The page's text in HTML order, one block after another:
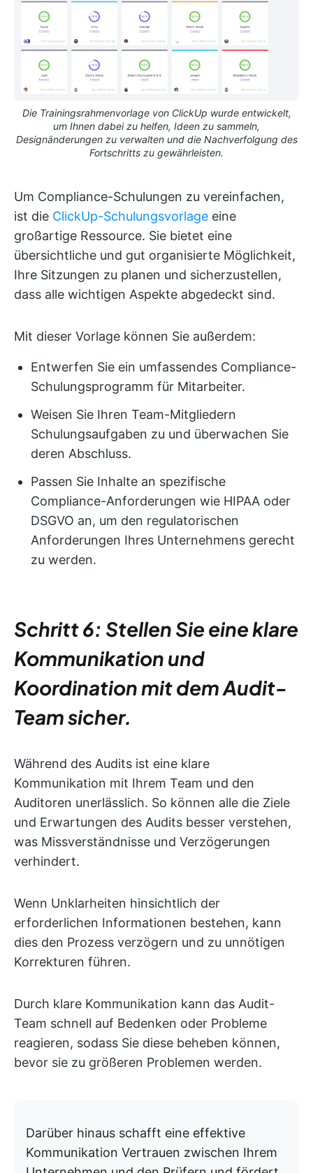
Die Trainingsrahmenvorlage von ClickUp wurde entwickelt,
um Ihnen dabei zu helfen, Ideen zu sammeln,
Designänderungen zu verwalten und die Nachverfolgung des
Fortschritts zu gewährleisten.
Um Compliance-Schulungen zu vereinfachen,
ist die ClickUp-Schulungsvorlage eine
großartige Ressource. Sie bietet eine
übersichtliche und gut organisierte Möglichkeit,
Ihre Sitzungen zu planen und sicherzustellen,
dass alle wichtigen Aspekte abgedeckt sind.
Mit dieser Vorlage können Sie außerdem:
Entwerfen Sie ein umfassendes Compliance-
Schulungsprogramm für Mitarbeiter.
Weisen Sie Ihren Team-Mitgliedern
Schulungsaufgaben zu und überwachen Sie
deren Abschluss.
Passen Sie Inhalte an spezifische
Compliance-Anforderungen wie HIPAA oder
DSGVO an, um den regulatorischen
Anforderungen Ihres Unternehmens gerecht
zu werden.
Schritt 6: Stellen Sie eine klare
Kommunikation und
Koordination mit dem Audit-
Team sicher.
Während des Audits ist eine klare
Kommunikation mit Ihrem Team und den
Auditoren unerlässlich. So können alle die Ziele
und Erwartungen des Audits besser verstehen,
was Missverständnisse und Verzögerungen
verhindert.
Wenn Unklarheiten hinsichtlich der
erforderlichen Informationen bestehen, kann
dies den Prozess verzögern und zu unnötigen
Korrekturen führen.
Durch klare Kommunikation kann das Audit-
Team schnell auf Bedenken oder Probleme
reagieren, sodass Sie diese beheben können,
bevor sie zu größeren Problemen werden.
Darüber hinaus schafft eine effektive
Kommunikation Vertrauen zwischen Ihrem